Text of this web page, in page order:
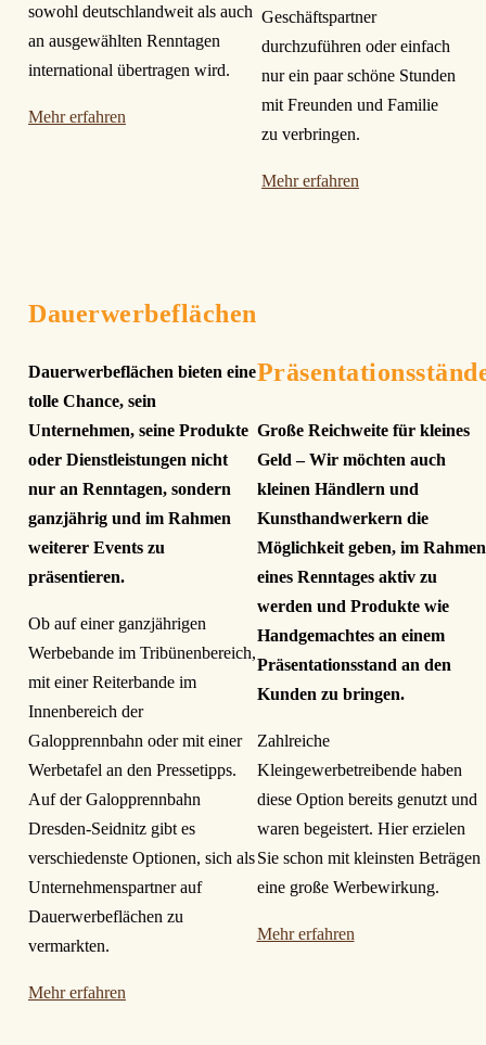
sowohl deutschlandweit als auch
an ausgewählten Renntagen
international übertragen wird.
Mehr erfahren
Geschäftspartner
durchzuführen oder einfach
nur ein paar schöne Stunden
mit Freunden und Familie
zu verbringen.
Mehr erfahren
Dauerwerbeflächen
Dauerwerbeflächen bieten eine
tolle Chance, sein
Unternehmen, seine Produkte
oder Dienstleistungen nicht
nur an Renntagen, sondern
ganzjährig und im Rahmen
weiterer Events zu
präsentieren.
Ob auf einer ganzjährigen
Werbebande im Tribünenbereich,
mit einer Reiterbande im
Innenbereich der
Galopprennbahn oder mit einer
Werbetafel an den Pressetipps.
Auf der Galopprennbahn
Dresden-Seidnitz gibt es
verschiedenste Optionen, sich als
Unternehmenspartner auf
Dauerwerbeflächen zu
vermarkten.
Mehr erfahren
Große Reichweite für kleines
Geld – Wir möchten auch
kleinen Händlern und
Kunsthandwerkern die
Möglichkeit geben, im Rahmen
eines Renntages aktiv zu
werden und Produkte wie
Handgemachtes an einem
Präsentationsstand an den
Kunden zu bringen.
Zahlreiche
Kleingewerbetreibende haben
diese Option bereits genutzt und
waren begeistert. Hier erzielen
Sie schon mit kleinsten Beträgen
eine große Werbewirkung.
Mehr erfahren